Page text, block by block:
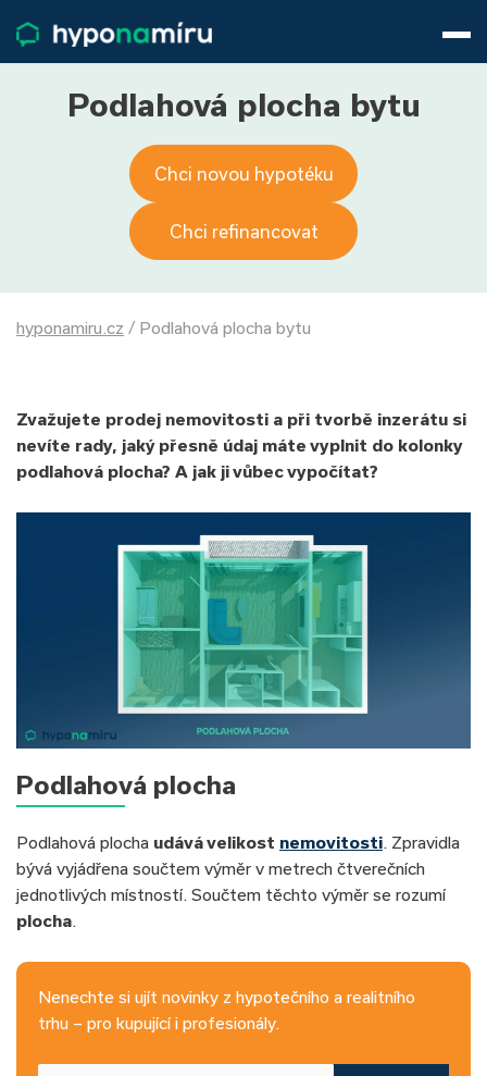
Životní pojištění
Pojištění nemovitosti
O nás
800 688 388
Přihlásit
Podlahová plocha bytu
Chci novou hypotéku
Chci refinancovat
hyponamiru.cz / Podlahová plocha bytu
Zvažujete prodej nemovitosti a při tvorbě inzerátu si
nevíte rady, jaký přesně údaj máte vyplnit do kolonky
podlahová plocha? A jak ji vůbec vypočítat?
Podlahová plocha
Podlahová plocha udává velikost nemovitosti . Zpravidla
bývá vyjádřena součtem výměr v metrech čtverečních
jednotlivých místností. Součtem těchto výměr se rozumí
plocha
Nenechte si ujít novinky z hypotečního a realitního
trhu – pro kupující i profesionály.